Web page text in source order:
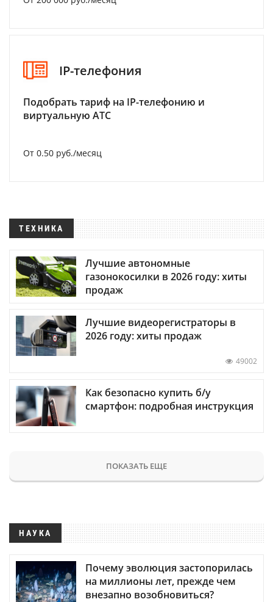
IP-телефония
Подобрать тариф на IP-телефонию и
виртуальную АТС
От 0.50 руб./месяц
ТЕХНИКА
Лучшие автономные
газонокосилки в 2026 году: хиты
продаж
Лучшие видеорегистраторы в
2026 году: хиты продаж
49002
Как безопасно купить б/у
смартфон: подробная инструкция
ПОКАЗАТЬ ЕЩЕ
НАУКА
Почему эволюция застопорилась
на миллионы лет, прежде чем
внезапно возобновиться?